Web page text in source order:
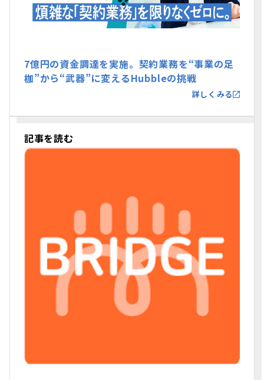
7億円の資金調達を実施。契約業務を“事業の足
枷”から“武器”に変えるHubbleの挑戦
詳しくみる
記事を読む